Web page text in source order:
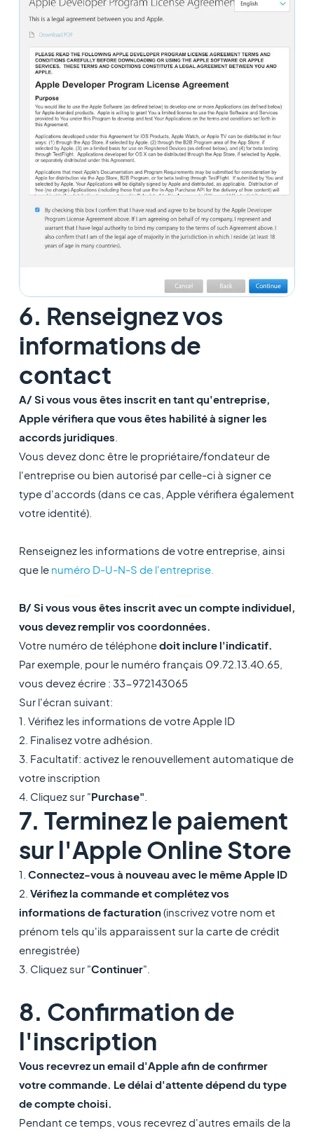
6. Renseignez vos
informations de
contact
A/ Si vous vous êtes inscrit en tant qu'entreprise,
Apple vérifiera que vous êtes habilité à signer les
accords juridiques
Vous devez donc être le propriétaire/fondateur de
l'entreprise ou bien autorisé par celle-ci à signer ce
type d'accords (dans ce cas, Apple vérifiera également
votre identité).
Renseignez les informations de votre entreprise, ainsi
que le numéro D-U-N-S de l'entreprise.
B/ Si vous vous êtes inscrit avec un compte individuel,
vous devez remplir vos coordonnées.
Votre numéro de téléphonedoit inclure l'indicatif.
Par exemple, pour le numéro français 09.72.13.40.65,
vous devez écrire : 33-972143065
Sur l'écran suivant:
1. Vérifiez les informations de votre Apple ID
2. Finalisez votre adhésion.
3. Facultatif: activez le renouvellement automatique de
votre inscription
4. Cliquez sur "Purchase"
7. Terminez le paiement
sur l'Apple Online Store
1. Connectez-vous à nouveau avec le même Apple ID
2. Vérifiez la commande et complétez vos
informations de facturation(inscrivez votre nom et
prénom tels qu'ils apparaissent sur la carte de crédit
enregistrée)
3. Cliquez sur "Continuer"
8. Confirmation de
l'inscription
Vous recevrez un email d'Apple afin de confirmer
votre commande. Le délai d'attente dépend du type
de compte choisi.
Pendant ce temps, vous recevrez d'autres emails de la